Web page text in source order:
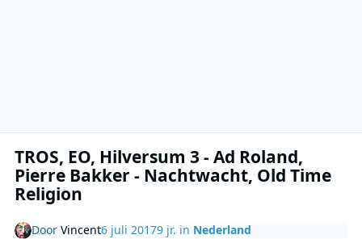
TROS, EO, Hilversum 3 - Ad Roland,
Pierre Bakker - Nachtwacht, Old Time
Religion
DoorVincent6 juli 20179 jr. in Nederland